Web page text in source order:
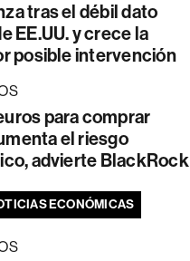
tras el débil dato
EE.UU. y crece la
posible intervención
para comprar
el riesgo
advierte BlackRock
ECONÓMICAS